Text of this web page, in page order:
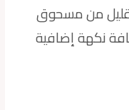
من مسحوق
نكهة إضافية